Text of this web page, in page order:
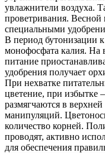
увлажнители воздуха.
проветривания.
специальными
В период бутонизации
монофосфата калия. На
питание
удобрения получает
При нехватке
цветение, при избытке
размягчаются в
манипуляций.
количество корней.
проводят, активно
для обеспечения